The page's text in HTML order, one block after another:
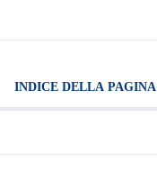
INDICE DELLA PAGINA